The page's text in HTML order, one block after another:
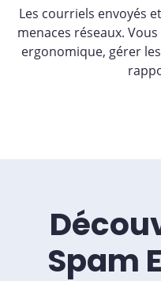
Les courriels envoyés
menaces réseaux.
ergonomique, gérer
Spam